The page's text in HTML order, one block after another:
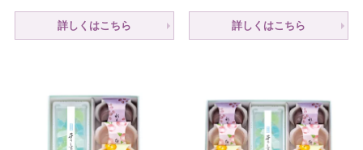
詳しくはこちら 詳しくはこちら